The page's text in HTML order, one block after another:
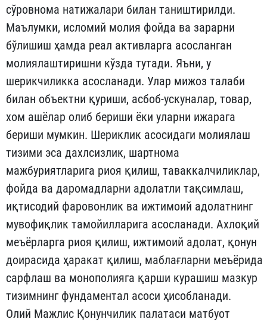
сўровнома натижалари билан таништирилди.
Маълумки, исломий молия фойда ва зарарни
бўлишиш ҳамда реал активларга асосланган
молиялаштиришни кўзда тутади. Яъни, у
шерикчиликка асосланади. Улар мижоз талаби
билан объектни қуриши, асбоб-ускуналар, товар,
хом ашёлар олиб бериши ёки уларни ижарага
бериши мумкин. Шериклик асосидаги молиялаш
тизими эса дахлсизлик, шартнома
мажбуриятларига риоя қилиш, таваккалчиликлар,
фойда ва даромадларни адолатли тақсимлаш,
иқтисодий фаровонлик ва ижтимоий адолатнинг
мувофиқлик тамойилларига асосланади. Ахлоқий
меъёрларга риоя қилиш, ижтимоий адолат, қонун
доирасида ҳаракат қилиш, маблағларни меъёрида
сарфлаш ва монополияга қарши курашиш мазкур
тизимнинг фундаментал асоси ҳисобланади.
Олий Мажлис Қонунчилик палатаси матбуот